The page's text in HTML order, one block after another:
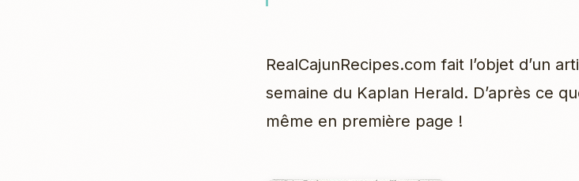
RealCajunRecipes.com fait l’objet d’un
semaine du Kaplan Herald. D’après ce
même en première page !